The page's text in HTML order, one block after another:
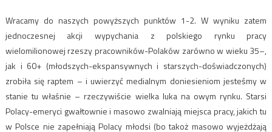
Wracamy do naszych powyższych punktów 1-2. W wyniku zatem
jednoczesnej akcji wypychania z polskiego rynku pracy
wielomilionowej rzeszy pracowników-Polaków zarówno w wieku 35–,
jak i 60+ (młodszych-ekspansywnych i starszych-doświadczonych)
zrobiła się raptem – i uwierzyć medialnym doniesieniom jesteśmy w
stanie tu właśnie – rzeczywiście wielka luka na owym rynku. Starsi
Polacy-emeryci gwałtownie i masowo zwalniają miejsca pracy, jakich tu
w Polsce nie zapełniają Polacy młodsi (bo takoż masowo wyjeżdżają